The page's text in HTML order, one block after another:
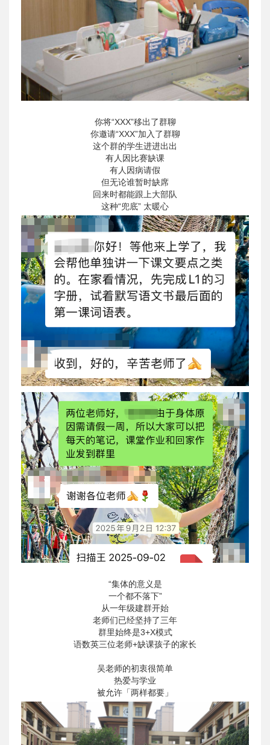
你将“XXX”移出了群聊
你邀请“XXX”加入了群聊
这个群的学生进进出出
有人因比赛缺课
有人因病请假
但无论谁暂时缺席
回来时都能跟上大部队
这种“兜底” 太暖心
“集体的意义是
一个都不落下”
从一年级建群开始
老师们已经坚持了三年
群里始终是3+X模式
语数英三位老师+缺课孩子的家长
吴老师的初衷很简单
热爱与学业
被允许「两样都要」